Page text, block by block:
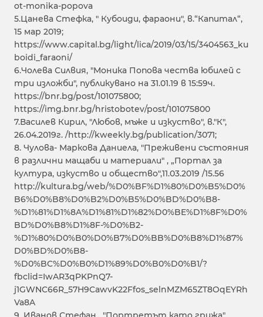
ot-monika-popova
5.Цанева Стефка, " Кубоиди, фараони", в.“Капитал“,
15 мар 2019;
https://www.capital.bg/light/lica/2019/03/15/3404563_ku
boidi_faraoni/
6.Чолева Силвия, "Моника Попова чества юбилей с
три изложби", публикувано на 31.01.19 в 15:59ч.
https://bnr.bg/post/101075800;
https://img.bnr.bg/hristobotev/post/101075800
7.Василев Кирил, "Любов, мъже и изкуство", в."К",
26.04.2019г. /http://kweekly.bg/publication/3071;
8. Чулова- Маркова Даниела, "Преживени състояния
в различни мащаби и материали" , „Портал за
култура, изкуство и общество",11.03.2019 /15.56
http://kultura.bg/web/%D0%BF%D1%80%D0%B5%D0%
B6%D0%B8%D0%B2%D0%B5%D0%BD%D0%B8-
%D1%81%D1%8A%D1%81%D1%82%D0%BE%D1%8F%D0%
BD%D0%B8%D1%8F-%D0%B2-
%D1%80%D0%B0%D0%B7%D0%BB%D0%B8%D1%87%
D0%BD%D0%B8-
%D0%BC%D0%B0%D1%89%D0%B0%D0%B1/?
fbclid=IwAR3qPKPnQ7-
j1GWNC66R_57H9CawvK22Ffos_selnMZM65ZT8OqEYRh
Va8A